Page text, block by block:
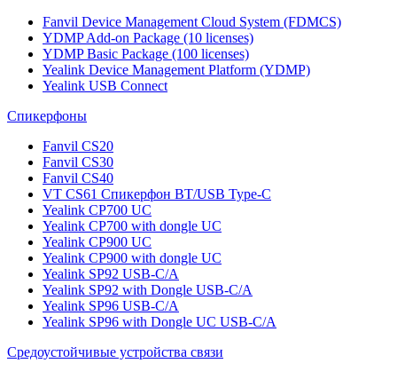
Fanvil Device Management Cloud System (FDMCS)
YDMP Add-on Package (10 licenses)
YDMP Basic Package (100 licenses)
Yealink Device Management Platform (YDMP)
Yealink USB Connect
Спикерфоны
Fanvil CS20
Fanvil CS30
Fanvil CS40
VT CS61 Cпикерфон BT/USB Type-C
Yealink CP700 UC
Yealink CP700 with dongle UC
Yealink CP900 UC
Yealink CP900 with dongle UC
Yealink SP92 USB-C/A
Yealink SP92 with Dongle USB-C/A
Yealink SP96 USB-C/A
Yealink SP96 with Dongle UC USB-C/A
Средоустойчивые устройства связи